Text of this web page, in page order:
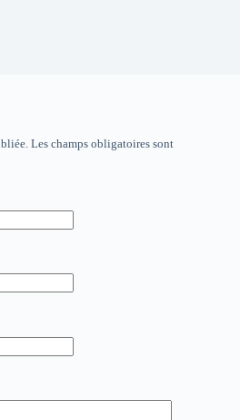
Les champs obligatoires sont